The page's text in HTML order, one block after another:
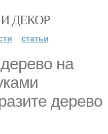
ДЕКОР
статьи
на
дерево